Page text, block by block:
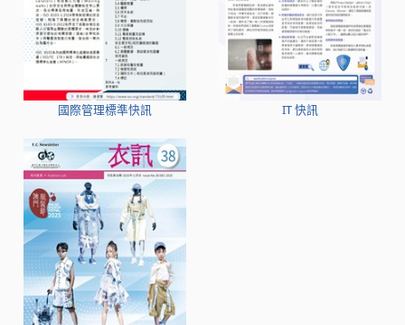
國際管理標準快訊 IT 快訊